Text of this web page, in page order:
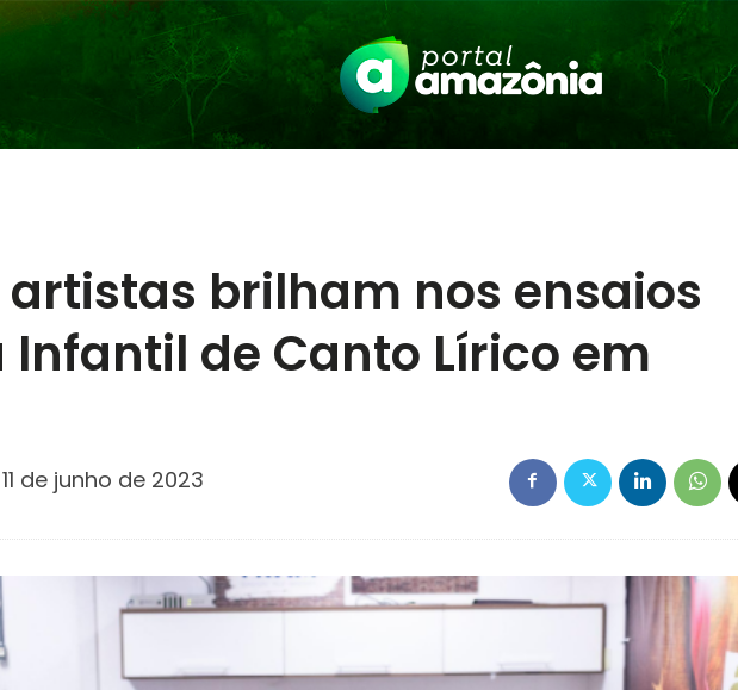
artistas brilham nos ensaios
Infantil de Canto Lírico em
11 de junho de 2023